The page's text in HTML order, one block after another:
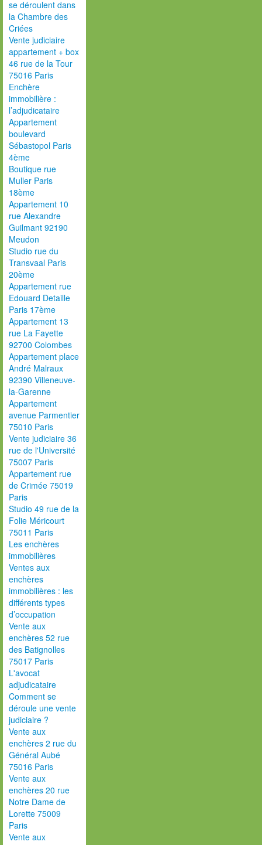
se déroulent dans
la Chambre des
Criées
Vente judiciaire
appartement + box
46 rue de la Tour
75016 Paris
Enchère
immobilière :
l’adjudicataire
Appartement
boulevard
Sébastopol Paris
4ème
Boutique rue
Muller Paris
18ème
Appartement 10
rue Alexandre
Guilmant 92190
Meudon
Studio rue du
Transvaal Paris
20ème
Appartement rue
Edouard Detaille
Paris 17ème
Appartement 13
rue La Fayette
92700 Colombes
Appartement place
André Malraux
92390 Villeneuve-
la-Garenne
Appartement
avenue Parmentier
75010 Paris
Vente judiciaire 36
rue de l'Université
75007 Paris
Appartement rue
de Crimée 75019
Paris
Studio 49 rue de la
Folie Méricourt
75011 Paris
Les enchères
immobilières
Ventes aux
enchères
immobilières : les
différents types
d’occupation
Vente aux
enchères 52 rue
des Batignolles
75017 Paris
L'avocat
adjudicataire
Comment se
déroule une vente
judiciaire ?
Vente aux
enchères 2 rue du
Général Aubé
75016 Paris
Vente aux
enchères 20 rue
Notre Dame de
Lorette 75009
Paris
Vente aux